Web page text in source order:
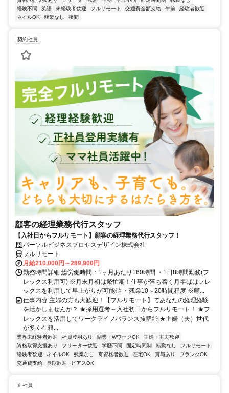
経験不問
英語 未経験者歓迎 フルリモート 交通費全額支給 午前
経験者歓迎
ネイルOK
残業なし 夜間
契約社員
顧客の経理業務代行スタッフ
【入社日からフルリモート】顧客の経理業務代行スタッフ！
パーソルビジネスプロセスデザイン株式会社
フルリモート
月給210,000円～289,900円
勤務時間詳細 総労働時間：1ヶ月あたり160時間 ・1日8時間勤務(フ
レックス利用可) ※月末月初は繁忙期！仕事が落ち着く月半ばはフレ
ックスを利用して早上がりが可能◎ ・残業10～20時間程度 ※顧...
仕事内容 主婦の方も大歓迎！【フルリモート】であなたの経理経験
を活かしませんか？ ★採用選考～入社初日からフルリモート！ ★フ
レックスを活用してワークライフバランス抜群◎ ★主婦（夫）世代
が多く在籍...
業界未経験者歓迎 社員登用あり 副業・WワークOK
主婦・主夫歓迎
資格取得支援あり
フリーター歓迎 学歴不問 固定時間制 転勤なし
フルリモート
経験者歓迎
ネイルOK 残業なし 有資格者歓迎 在宅OK 賞与あり
ブランクOK
交通費支給
長期歓迎 ピアスOK
正社員